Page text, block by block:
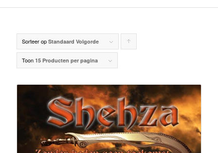
Sorteer op Standaard Volgorde
Toon 15 Producten per pagina